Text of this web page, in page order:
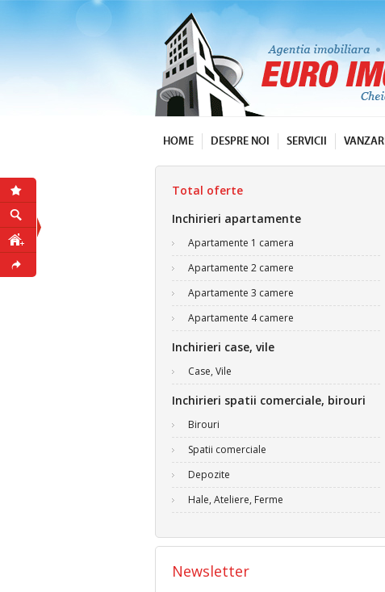
HOME DESPRE NOI SERVICII VANZARI
Total oferte
Inchirieri apartamente
Apartamente 1 camera
Apartamente 2 camere
Apartamente 3 camere
Apartamente 4 camere
Inchirieri case, vile
Case, Vile
Inchirieri spatii comerciale, birouri
Birouri
Spatii comerciale
Depozite
Hale, Ateliere, Ferme
Newsletter